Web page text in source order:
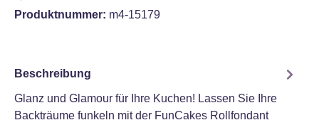
Produktnummer: m4-15179
Beschreibung
Glanz und Glamour für Ihre Kuchen! Lassen Sie Ihre
Backträume funkeln mit der FunCakes Rollfondant